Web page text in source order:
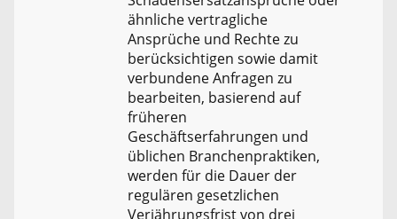
ähnliche vertragliche
Ansprüche und Rechte zu
berücksichtigen sowie damit
verbundene Anfragen zu
bearbeiten, basierend auf
früheren
Geschäftserfahrungen und
üblichen Branchenpraktiken,
werden für die Dauer der
regulären gesetzlichen
Verjährungsfrist von drei